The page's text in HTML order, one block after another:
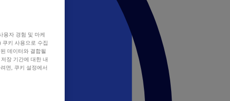
용자 경험 및 마케
쿠키 사용으로 수집
데이터와 결합될
장 기간에 대한 내
면, 쿠키 설정에서